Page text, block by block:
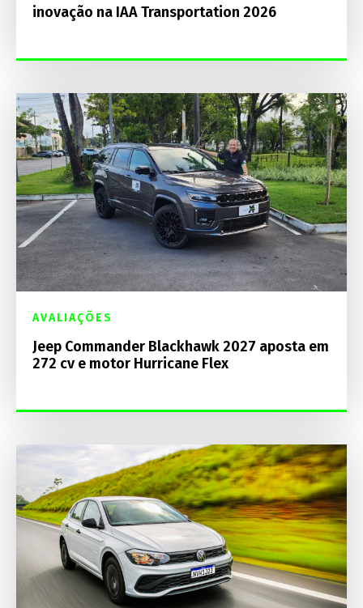
inovação na IAA Transportation 2026
AVALIAÇÕES
Jeep Commander Blackhawk 2027 aposta em
272 cv e motor Hurricane Flex